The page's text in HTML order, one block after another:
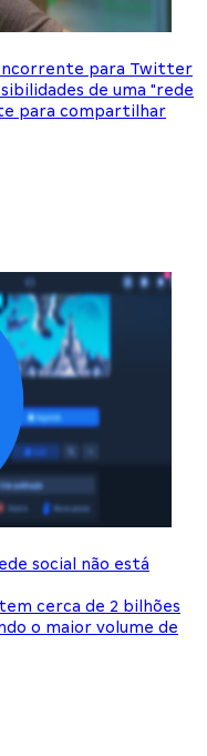
para Twitter
de uma "rede
para compartilhar
social não está
cerca de 2 bilhões
o maior volume de